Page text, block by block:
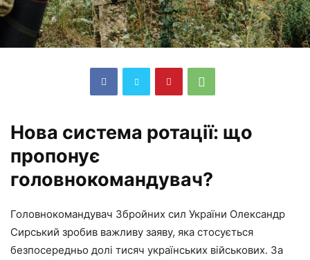
Нова система ротації: що
пропонує
головнокомандувач?
Головнокомандувач Збройних сил України Олександр
Сирський зробив важливу заяву, яка стосується
безпосередньо долі тисяч українських військових. За